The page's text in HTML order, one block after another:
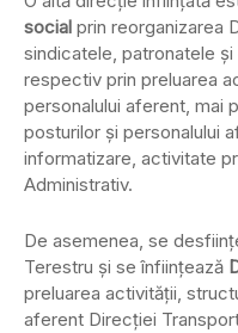
social prin reorganizarea
sindicatele, patronatele
respectiv prin preluarea
personalului aferent, mai
posturilor şi personalului
informatizare, activitate
Administrativ.
De asemenea, se
Terestru şi se înfiinţează
preluarea activităţii,
aferent Direcţiei